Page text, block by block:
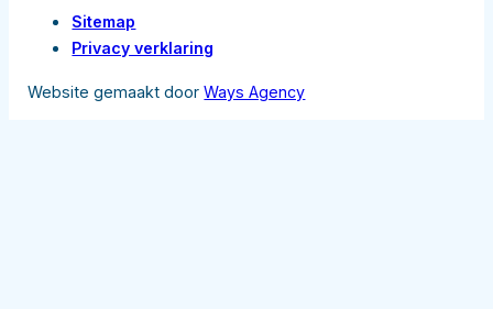
Sitemap
Privacy verklaring
Website gemaakt doorWays Agency